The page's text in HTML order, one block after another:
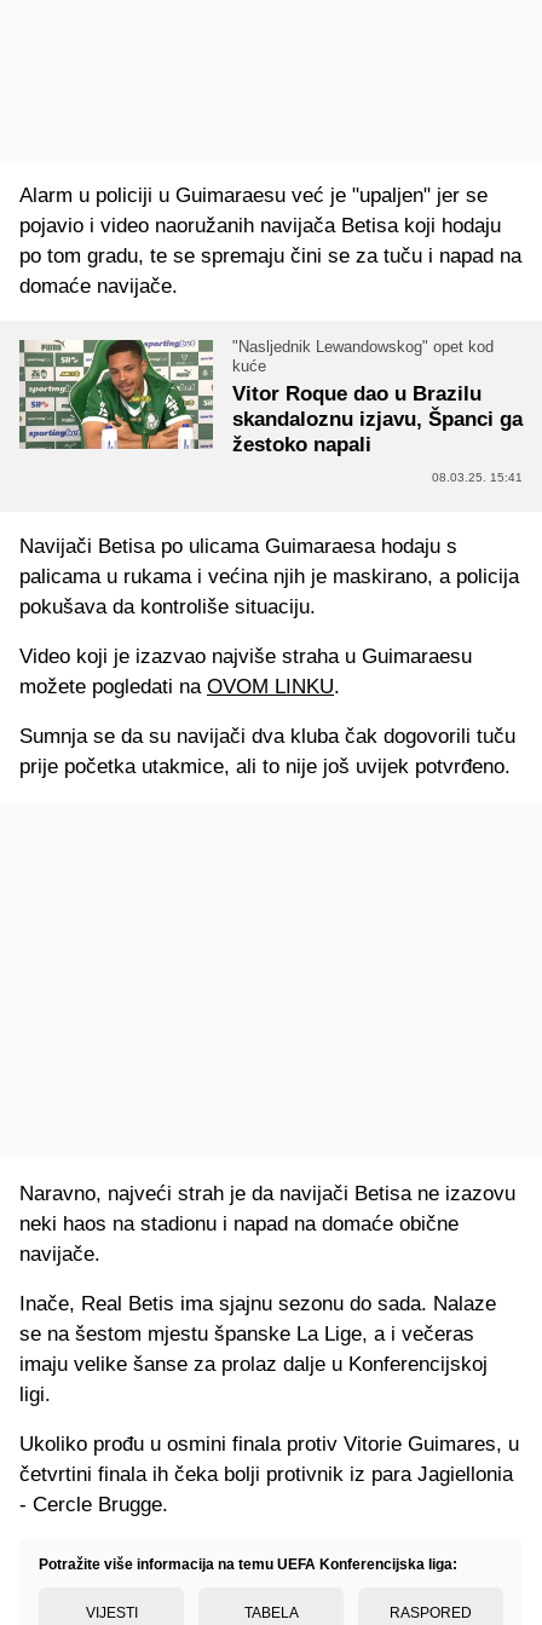
Alarm u policiji u Guimaraesu već je "upaljen" jer se
pojavio i video naoružanih navijača Betisa koji hodaju
po tom gradu, te se spremaju čini se za tuču i napad na
domaće navijače.
"Nasljednik Lewandowskog" opet kod
kuće
Vitor Roque dao u Brazilu
skandaloznu izjavu, Španci ga
žestoko napali
08.03.25. 15:41
Navijači Betisa po ulicama Guimaraesa hodaju s
palicama u rukama i većina njih je maskirano, a policija
pokušava da kontroliše situaciju.
Video koji je izazvao najviše straha u Guimaraesu
možete pogledati na OVOM LINKU.
Sumnja se da su navijači dva kluba čak dogovorili tuču
prije početka utakmice, ali to nije još uvijek potvrđeno.
Naravno, najveći strah je da navijači Betisa ne izazovu
neki haos na stadionu i napad na domaće obične
navijače.
Inače, Real Betis ima sjajnu sezonu do sada. Nalaze
se na šestom mjestu španske La Lige, a i večeras
imaju velike šanse za prolaz dalje u Konferencijskoj
ligi.
Ukoliko prođu u osmini finala protiv Vitorie Guimares, u
četvrtini finala ih čeka bolji protivnik iz para Jagiellonia
- Cercle Brugge.
Potražite više informacija na temu UEFA Konferencijska liga:
VIJESTI TABELA RASPORED